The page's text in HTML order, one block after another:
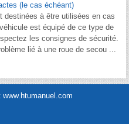
(le cas échéant)
destinées à être utilisées en cas
est équipé de ce type de
les consignes de sécurité.
lié à une roue de secou ...